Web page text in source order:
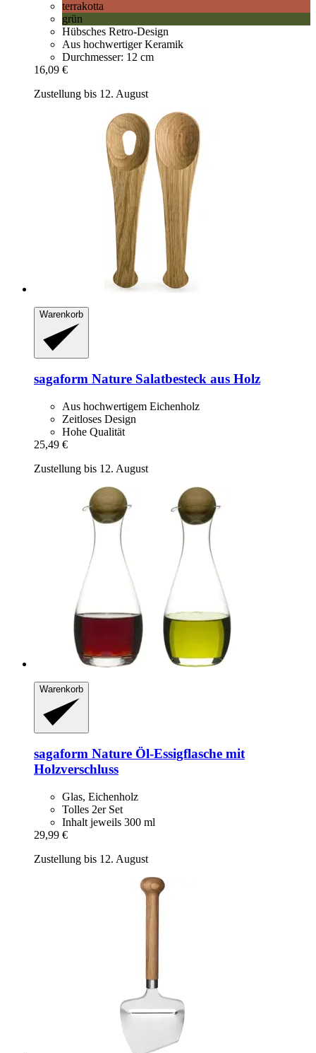
terrakotta
grün
Hübsches Retro-Design
Aus hochwertiger Keramik
Durchmesser: 12 cm
16,09 €
Zustellung bis 12. August
Warenkorb
sagaform Nature Salatbesteck aus Holz
Aus hochwertigem Eichenholz
Zeitloses Design
Hohe Qualität
25,49 €
Zustellung bis 12. August
Warenkorb
sagaform Nature Öl-​Essigflasche mit
Holzverschluss
Glas, Eichenholz
Tolles 2er Set
Inhalt jeweils 300 ml
29,99 €
Zustellung bis 12. August